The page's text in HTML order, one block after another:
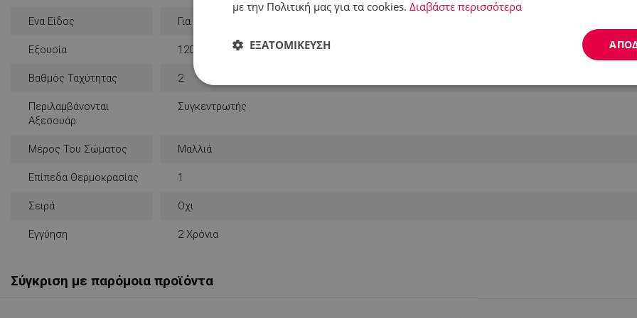
Ενα Είδος Για Το Ταξίδι
Εξουσία 1200 W
Βαθμός Ταχύτητας 2
Περιλαμβάνονται
Αξεσουάρ
Συγκεντρωτής
Μέρος Του Σώματος Μαλλιά
Επίπεδα Θερμοκρασίας 1
Σειρά Οχι
Εγγύηση 2 Χρόνια
Σύγκριση με παρόμοια προϊόντα
με την Πολιτική μας για τα cookies. Διαβάστε περισσότερα
ΕΞΑΤΟΜΊΚΕΥΣΗ
Απολύτως
Απόδοσης Στόχευσης Λειτουργικότητας